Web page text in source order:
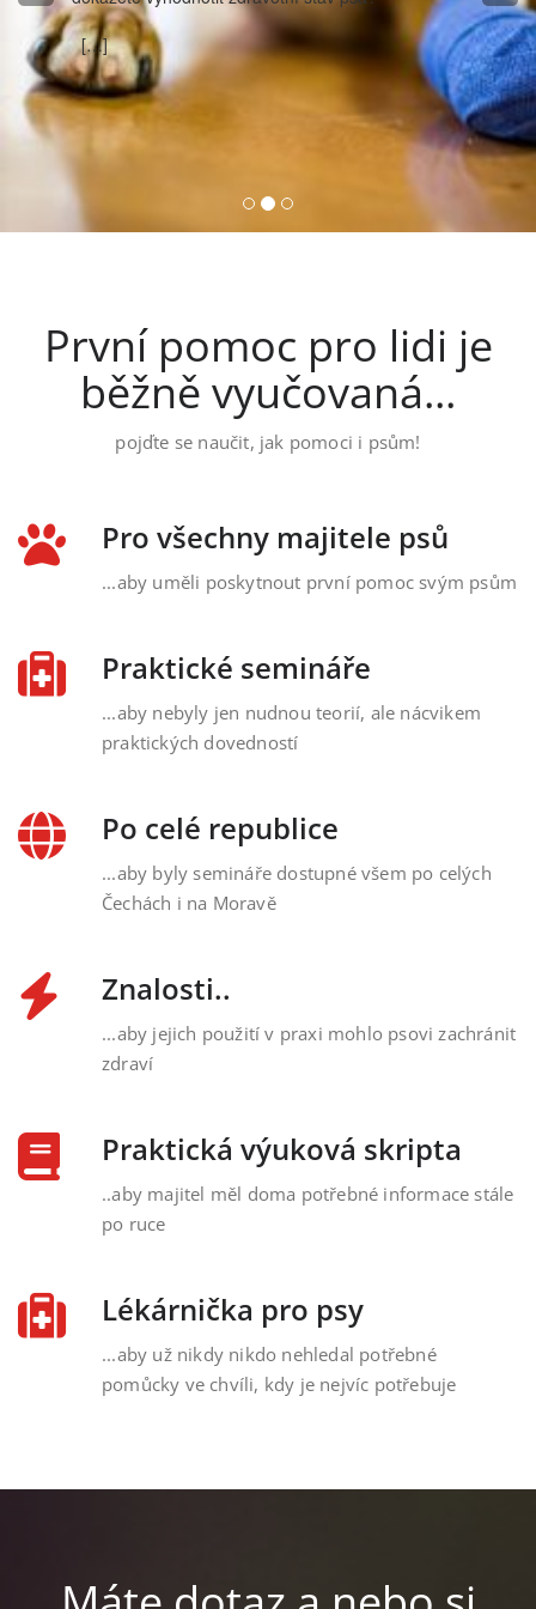
[…]
První pomoc pro lidi je
běžně vyučovaná...
pojďte se naučit, jak pomoci i psům!
Pro všechny majitele psů
...aby uměli poskytnout první pomoc svým psům
Praktické semináře
...aby nebyly jen nudnou teorií, ale nácvikem
praktických dovedností
Po celé republice
...aby byly semináře dostupné všem po celých
Čechách i na Moravě
Znalosti..
...aby jejich použití v praxi mohlo psovi zachránit
zdraví
Praktická výuková skripta
..aby majitel měl doma potřebné informace stále
po ruce
Lékárnička pro psy
...aby už nikdy nikdo nehledal potřebné
pomůcky ve chvíli, kdy je nejvíc potřebuje